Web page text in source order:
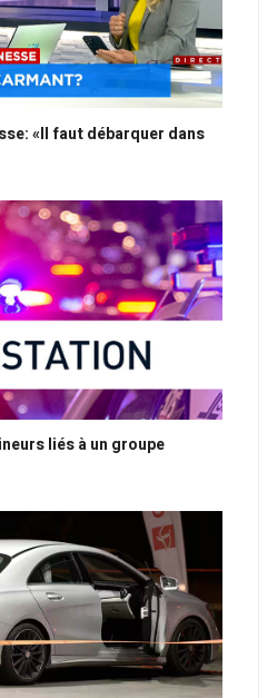
«Il faut débarquer dans
liés à un groupe